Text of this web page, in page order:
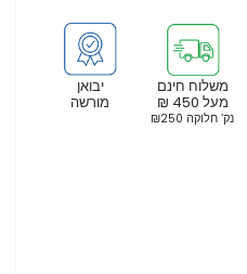
יבואן
מורשה
משלוח חינם
מעל 450 ₪
נק’ חלוקה ₪250